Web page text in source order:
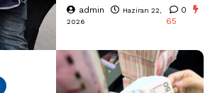
admin
Haziran 22,
2026
0
65